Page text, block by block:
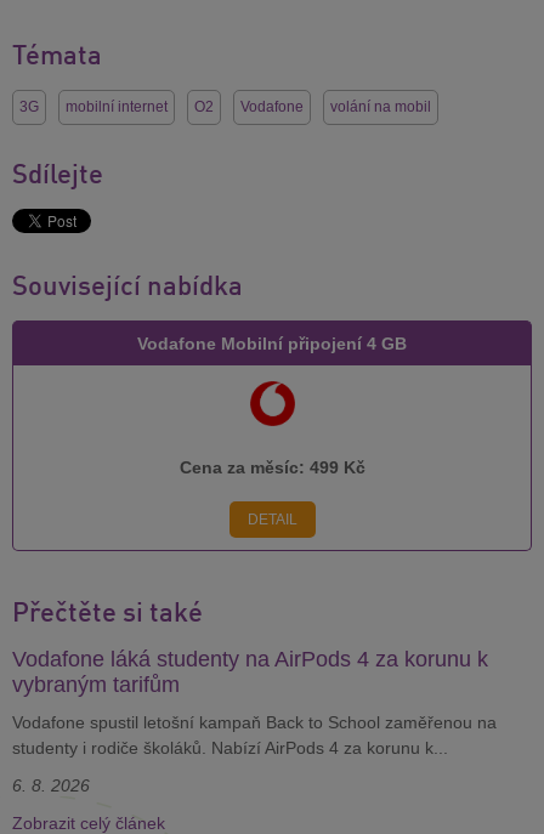
Témata
3G mobilní internet O2 Vodafone volání na mobil
Sdílejte
Související nabídka
Vodafone Mobilní připojení 4 GB
Cena za měsíc: 499 Kč
DETAIL
Přečtěte si také
Vodafone láká studenty na AirPods 4 za korunu k
vybraným tarifům
Vodafone spustil letošní kampaň Back to School zaměřenou na
studenty i rodiče školáků. Nabízí AirPods 4 za korunu k...
6. 8. 2026
Zobrazit celý článek